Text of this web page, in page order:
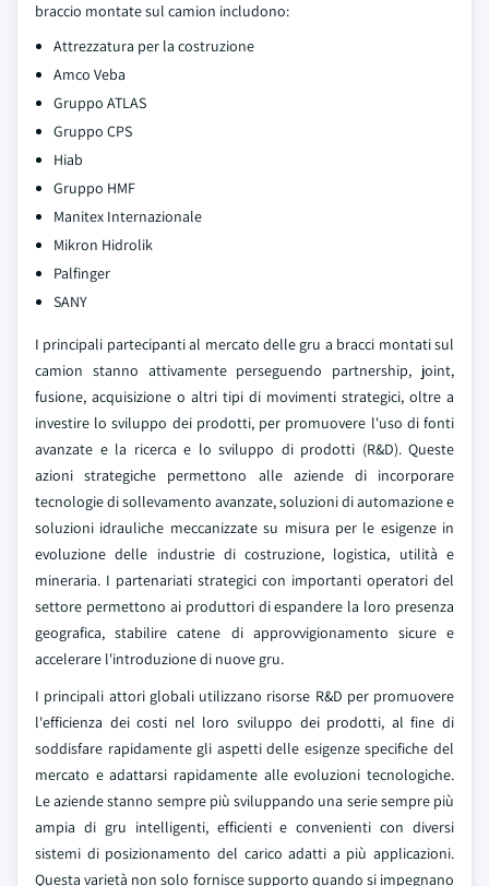
braccio montate sul camion includono:
Attrezzatura per la costruzione
Amco Veba
Gruppo ATLAS
Gruppo CPS
Hiab
Gruppo HMF
Manitex Internazionale
Mikron Hidrolik
Palfinger
SANY
I principali partecipanti al mercato delle gru a bracci montati sul
camion stanno attivamente perseguendo partnership, joint,
fusione, acquisizione o altri tipi di movimenti strategici, oltre a
investire lo sviluppo dei prodotti, per promuovere l'uso di fonti
avanzate e la ricerca e lo sviluppo di prodotti (R&D). Queste
azioni strategiche permettono alle aziende di incorporare
tecnologie di sollevamento avanzate, soluzioni di automazione e
soluzioni idrauliche meccanizzate su misura per le esigenze in
evoluzione delle industrie di costruzione, logistica, utilità e
mineraria. I partenariati strategici con importanti operatori del
settore permettono ai produttori di espandere la loro presenza
geografica, stabilire catene di approvvigionamento sicure e
accelerare l'introduzione di nuove gru.
I principali attori globali utilizzano risorse R&D per promuovere
l'efficienza dei costi nel loro sviluppo dei prodotti, al fine di
soddisfare rapidamente gli aspetti delle esigenze specifiche del
mercato e adattarsi rapidamente alle evoluzioni tecnologiche.
Le aziende stanno sempre più sviluppando una serie sempre più
ampia di gru intelligenti, efficienti e convenienti con diversi
sistemi di posizionamento del carico adatti a più applicazioni.
Questa varietà non solo fornisce supporto quando si impegnano